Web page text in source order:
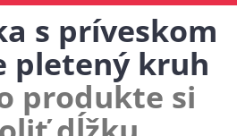
s príveskom
pletený kruh
produkte si